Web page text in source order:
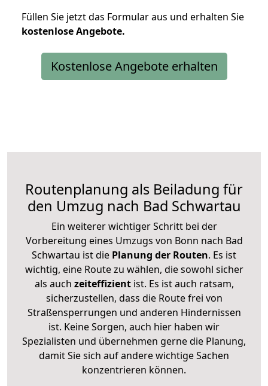
Füllen Sie jetzt das Formular aus und erhalten Sie
kostenloseAngebote.
Kostenlose Angebote erhalten
Routenplanung als Beiladung für
den Umzug nach Bad Schwartau
Ein weiterer wichtiger Schritt bei der
Vorbereitung eines Umzugs von Bonn nach Bad
Schwartau ist die Planung der Routen. Es ist
wichtig, eine Route zu wählen, die sowohl sicher
als auch zeiteffizientist. Es ist auch ratsam,
sicherzustellen, dass die Route frei von
Straßensperrungen und anderen Hindernissen
ist. Keine Sorgen, auch hier haben wir
Spezialisten und übernehmen gerne die Planung,
damit Sie sich auf andere wichtige Sachen
konzentrieren können.